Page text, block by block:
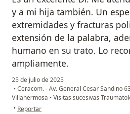
y a mi hija también. Un
extremidades y fracturas
extensión de la palabra,
humano en su trato. Lo
ampliamente.
25 de julio de 2025
• Ceracom. - Av. General Cesar Sandino
Villahermosa • Visitas sucesivas
• en opinión del usuario Jorán Contreras
Reportar